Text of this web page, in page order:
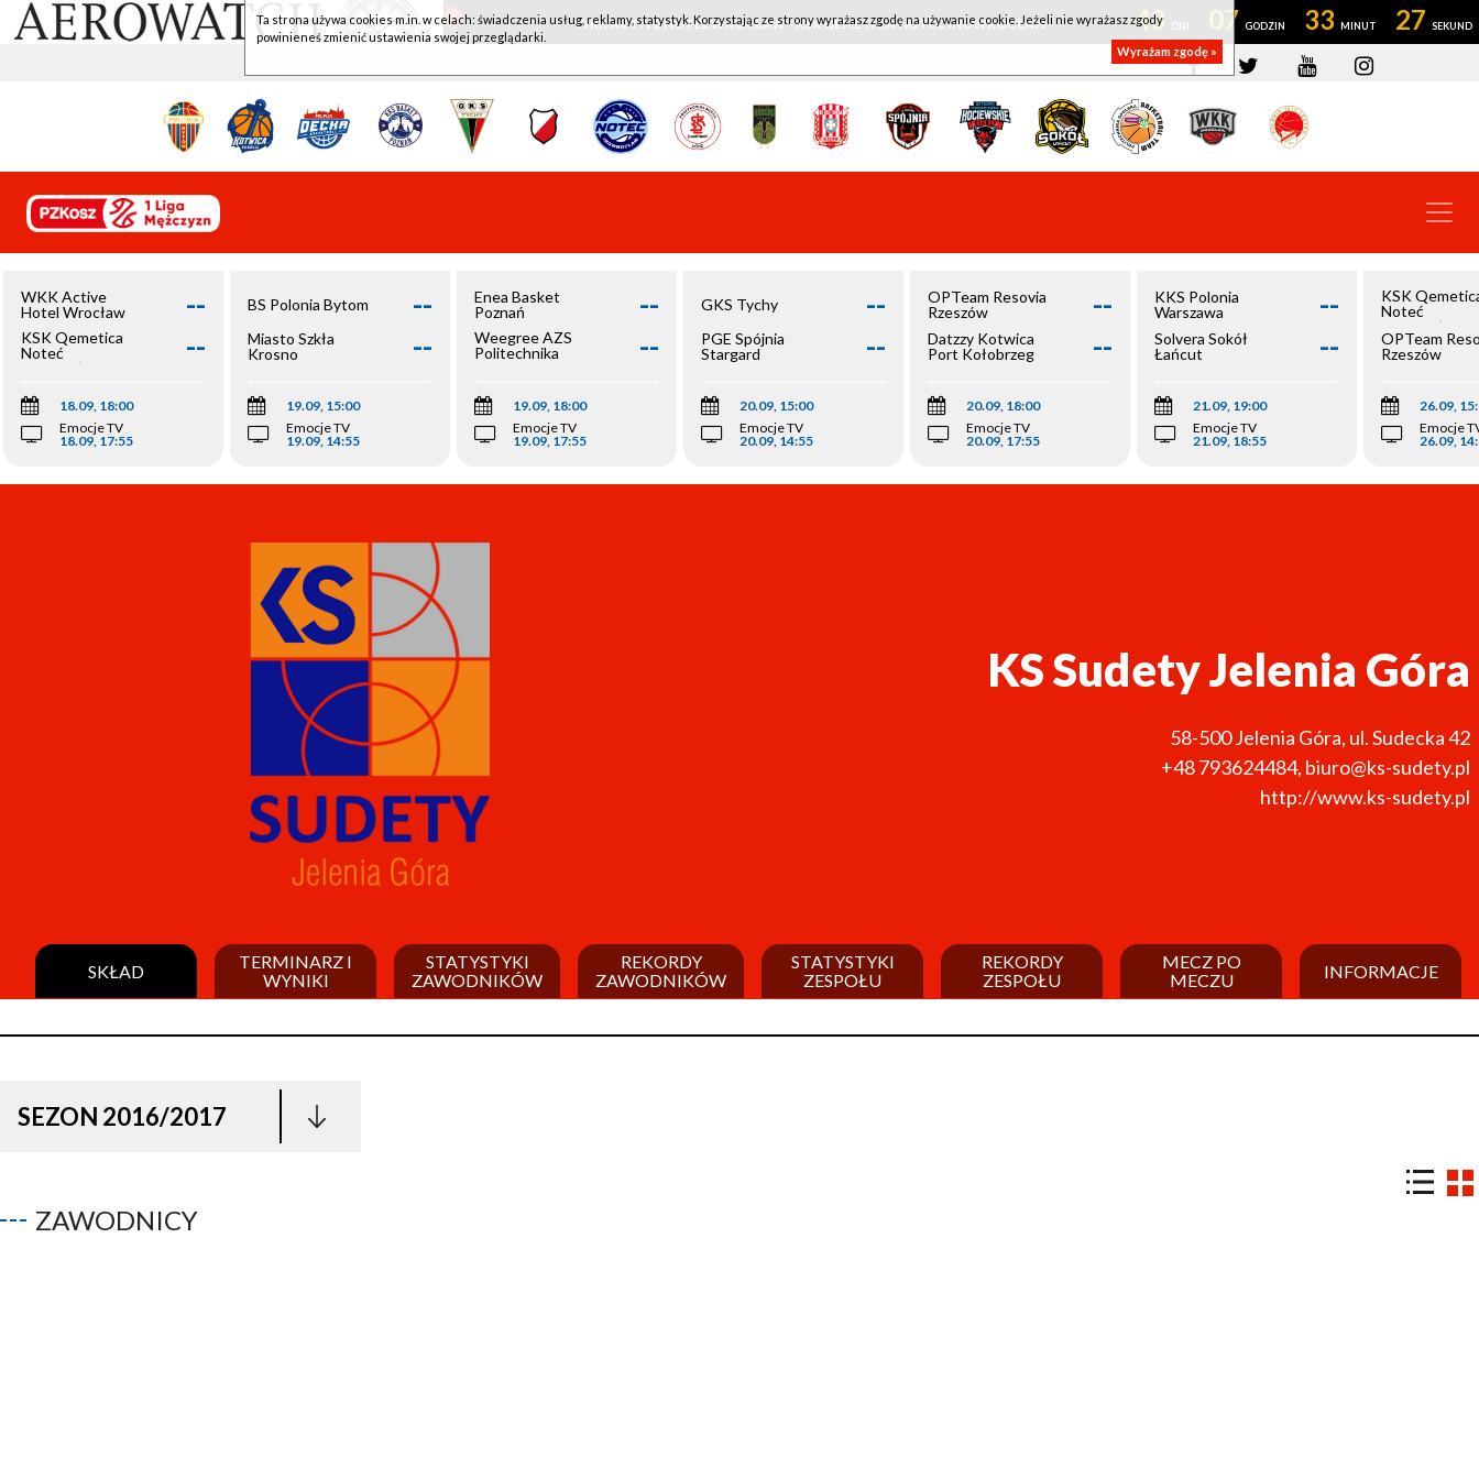
WKK ACTIVE HOTEL WROCŁAW - KSK QEMETICA NOTEĆ INOWROCŁAW 43 07 33 27
WKK Active
Hotel Wrocław
--
KSK Qemetica
Noteć
Inowrocław
--
18.09, 18:00
Emocje TV
18.09, 17:55
BS Polonia Bytom --
Miasto Szkła
Krosno
--
19.09, 15:00
Emocje TV
19.09, 14:55
Enea Basket
Poznań
--
Weegree AZS
Politechnika
--
19.09, 18:00
Emocje TV
19.09, 17:55
GKS Tychy --
PGE Spójnia
Stargard
--
20.09, 15:00
Emocje TV
20.09, 14:55
OPTeam Resovia
Rzeszów
--
Datzzy Kotwica
Port Kołobrzeg
--
20.09, 18:00
Emocje TV
20.09, 17:55
KKS Polonia
Warszawa
--
Solvera Sokół
Łańcut
--
21.09, 19:00
Emocje TV
21.09, 18:55
KSK
Noteć
Inowrocław
OPTeam
Rzeszów
26.09,
Emocje
26.09,
KS Sudety Jelenia Góra
58-500Jelenia Góra, ul. Sudecka 42
+48 793624484, biuro@ks-sudety.pl
http://www.ks-sudety.pl
SKŁAD
TERMINARZ I
WYNIKI
STATYSTYKI
ZAWODNIKÓW
REKORDY
ZAWODNIKÓW
STATYSTYKI
ZESPOŁU
REKORDY
ZESPOŁU
MECZ PO
MECZU
INFORMACJE
SEZON 2016/2017
ZAWODNICY
Ta strona używa cookies m.in. w celach: świadczenia usług, reklamy, statystyk. Korzystając ze strony wyrażasz zgodę na używanie cookie. Jeżeli nie wyrażasz zgody
powinieneś zmienić ustawienia swojej przeglądarki.
Wyrażam zgodę »